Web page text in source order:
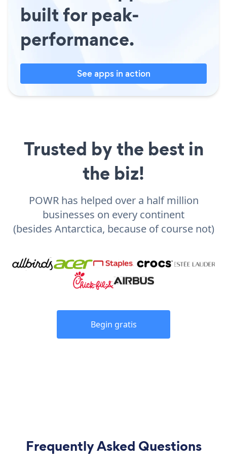
built for peak-
performance.
See apps in action
Trusted by the best in
the biz!
POWR has helped over a half million
businesses on every continent
(besides Antarctica, because of course not)
Begin gratis
Frequently Asked Questions